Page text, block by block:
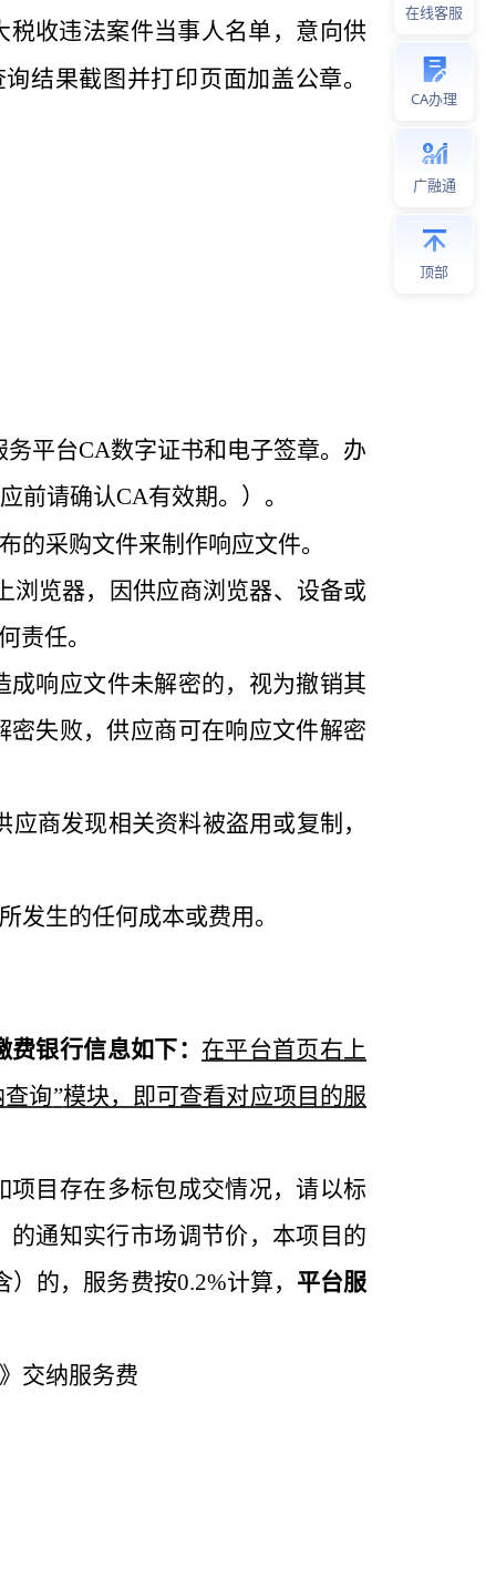
在线客服
CA办理
广融通
顶部
税收违法案件当事人名单，意向供
结果截图并打印页面加盖公章。
务平台CA数字证书和电子签章。办
前请确认CA有效期。）。
的采购文件来制作响应文件。
浏览器，因供应商浏览器、设备或
责任。
成响应文件未解密的，视为撤销其
失败，供应商可在响应文件解密
应商发现相关资料被盗用或复制，
发生的任何成本或费用。
费银行信息如下： 在平台首页右上
询”模块，即可查看对应项目的服
项目存在多标包成交情况，请以标
通知实行市场调节价，本项目的
）的，服务费按0.2%计算， 平台服
交纳服务费